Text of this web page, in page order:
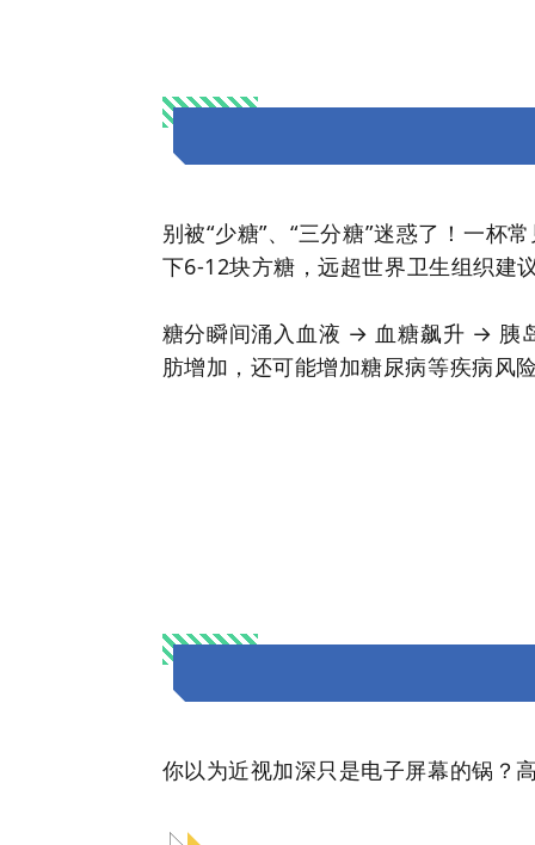
别被“少糖”、“三分糖”迷惑了！一
下6-12块方糖，远超世界卫生组织建
糖分瞬间涌入血液 → 血糖飙升 → 胰
肪增加，还可能增加糖尿病等疾病风
你以为近视加深只是电子屏幕的锅？